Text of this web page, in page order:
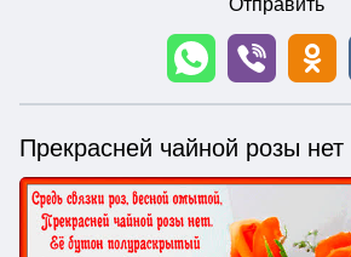
Прекрасней чайной розы нет